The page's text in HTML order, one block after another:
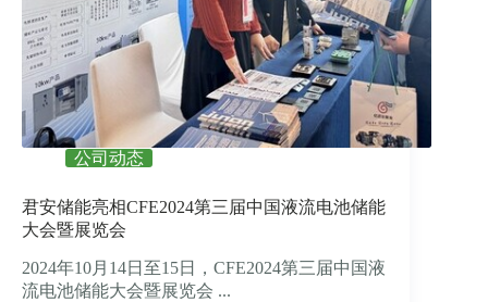
公司动态
君安储能亮相CFE2024第三届中国液流电池储能
大会暨展览会
2024年10月14日至15日，CFE2024第三届中国液
流电池储能大会暨展览会 ...